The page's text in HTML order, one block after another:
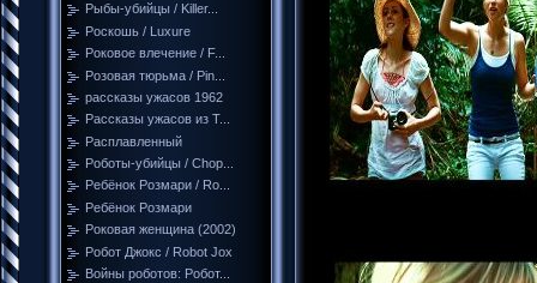
Рыбы-убийцы / Killer...
Роскошь / Luxure
Роковое влечение / F...
Розовая тюрьма / Pin...
рассказы ужасов 1962
Рассказы ужасов из Т...
Расплавленный
Роботы-убийцы / Chop...
Ребёнок Розмари / Ro...
Ребёнок Розмари
Роковая женщина (2002)
Робот Джокс / Robot Jox
Войны роботов: Робот...